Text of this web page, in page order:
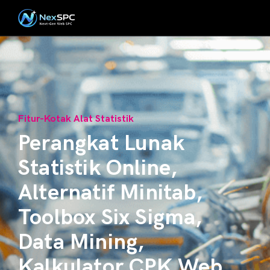
Fitur-Kotak Alat Statistik
Perangkat Lunak
Statistik Online,
Alternatif Minitab,
Toolbox Six Sigma,
Data Mining,